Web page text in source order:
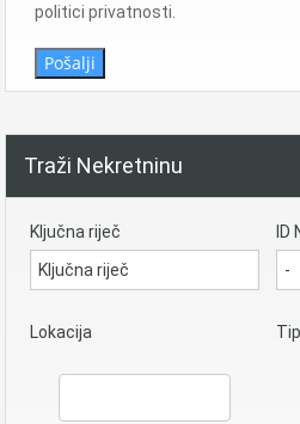
politici privatnosti.
Pošalji
Traži Nekretninu
Ključna riječ
Lokacija